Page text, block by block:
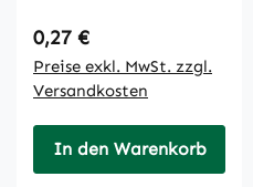
Regulärer Preis:
0,27 €
Preise exkl. MwSt. zzgl.
Versandkosten
In den Warenkorb